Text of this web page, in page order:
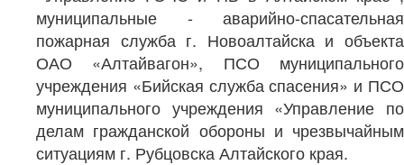
муниципальные - аварийно-спасательная
пожарная служба г. Новоалтайска и объекта
ОАО «Алтайвагон», ПСО муниципального
учреждения «Бийская служба спасения» и ПСО
муниципального учреждения «Управление по
делам гражданской обороны и чрезвычайным
ситуациям г. Рубцовска Алтайского края.